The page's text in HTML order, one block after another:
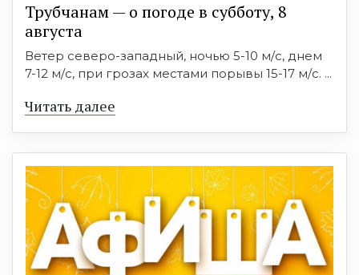
Трубчанам — о погоде в субботу, 8
августа
Ветер северо-западный, ночью 5-10 м/с, днем
7-12 м/с, при грозах местами порывы 15-17 м/с. ...
Читать далее